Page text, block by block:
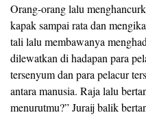
Orang-orang lalu
kapak sampai rata dan
tali lalu membawanya
dilewatkan di hadapan para
tersenyum dan para pelacur
antara manusia. Raja lalu
menurutmu?” Juraij balik